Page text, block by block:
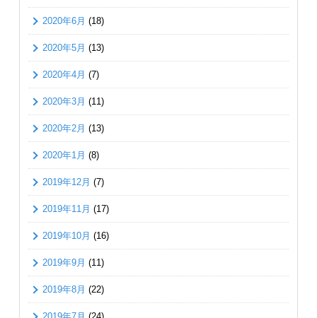
2020年6月 (18)
2020年5月 (13)
2020年4月 (7)
2020年3月 (11)
2020年2月 (13)
2020年1月 (8)
2019年12月 (7)
2019年11月 (17)
2019年10月 (16)
2019年9月 (11)
2019年8月 (22)